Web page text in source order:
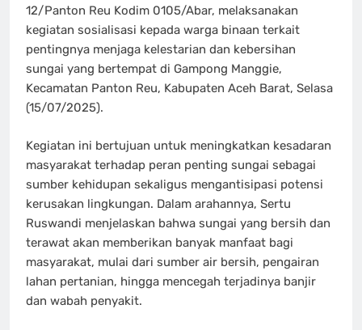
12/Panton Reu Kodim 0105/Abar, melaksanakan
kegiatan sosialisasi kepada warga binaan terkait
pentingnya menjaga kelestarian dan kebersihan
sungai yang bertempat di Gampong Manggie,
Kecamatan Panton Reu, Kabupaten Aceh Barat, Selasa
(15/07/2025).
Kegiatan ini bertujuan untuk meningkatkan kesadaran
masyarakat terhadap peran penting sungai sebagai
sumber kehidupan sekaligus mengantisipasi potensi
kerusakan lingkungan. Dalam arahannya, Sertu
Ruswandi menjelaskan bahwa sungai yang bersih dan
terawat akan memberikan banyak manfaat bagi
masyarakat, mulai dari sumber air bersih, pengairan
lahan pertanian, hingga mencegah terjadinya banjir
dan wabah penyakit.